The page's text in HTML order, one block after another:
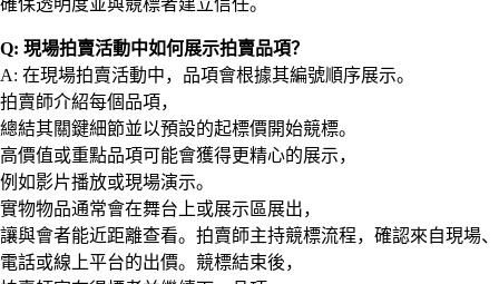
Q: 現場拍賣活動中如何展示拍賣品項？
A: 在現場拍賣活動中，品項會根據其編號順序展示。
拍賣師介紹每個品項，
總結其關鍵細節並以預設的起標價開始競標。
高價值或重點品項可能會獲得更精心的展示，
例如影片播放或現場演示。
實物物品通常會在舞台上或展示區展出，
讓與會者能近距離查看。拍賣師主持競標流程，確認來自現場、
電話或線上平台的出價。競標結束後，